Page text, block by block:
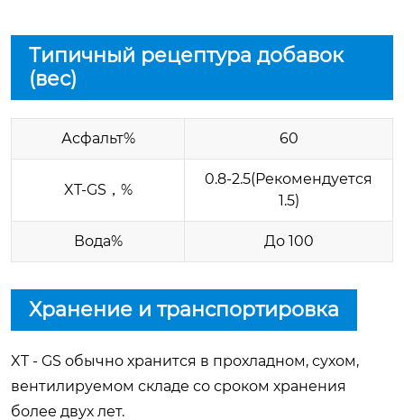
Типичный рецептура добавок
(вес)
Асфальт% 60
XT-GS，%
0.8-2.5(Рекомендуется
1.5)
Вода% До 100
Хранение и транспортировка
XT - GS обычно хранится в прохладном, сухом,
вентилируемом складе со сроком хранения
более двух лет.